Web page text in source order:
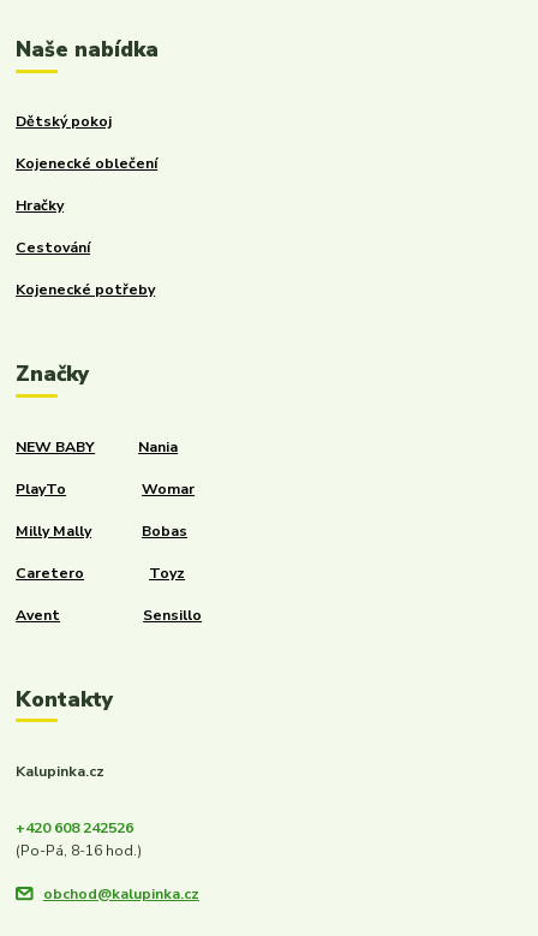
Naše nabídka
Dětský pokoj
Kojenecké oblečení
Hračky
Cestování
Kojenecké potřeby
Značky
NEW BABY Nania
PlayTo Womar
Milly Mally Bobas
Caretero Toyz
Avent Sensillo
Kontakty
Kalupinka.cz
+420 608 242526
(Po-Pá, 8-16 hod.)
obchod@kalupinka.cz